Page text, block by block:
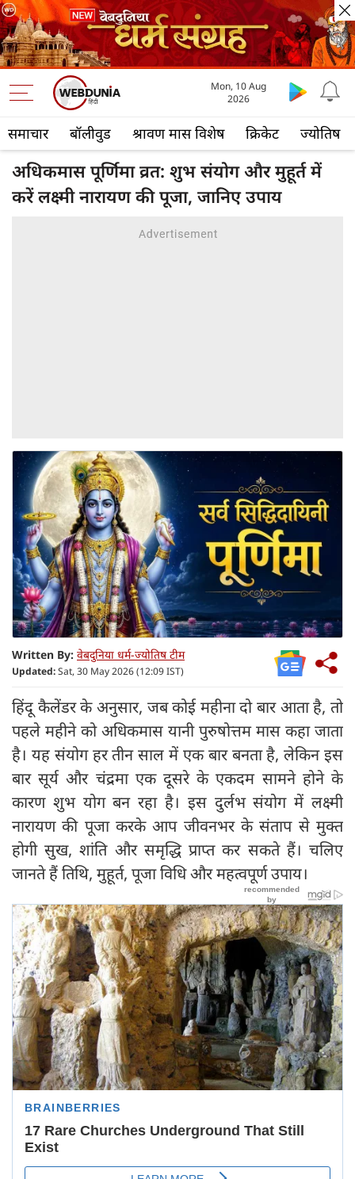
समाचार बॉलीवुड श्रावण मास विशेष क्रिकेट ज्योतिष
Mon, 10 Aug
2026
अधिकमास पूर्णिमा व्रत: शुभ संयोग और मुहूर्त में
करें लक्ष्मी नारायण की पूजा, जानिए उपाय
Written By: वेबदुनिया धर्म-ज्योतिष टीम
Updated:Sat, 30 May 2026 (12:09 IST)
हिंदू कैलेंडर के अनुसार, जब कोई महीना दो बार आता है, तो
पहले महीने को अधिकमास यानी पुरुषोत्तम मास कहा जाता
है। यह संयोग हर तीन साल में एक बार बनता है, लेकिन इस
बार सूर्य और चंद्रमा एक दूसरे के एकदम सामने होने के
कारण शुभ योग बन रहा है। इस दुर्लभ संयोग में लक्ष्मी
नारायण की पूजा करके आप जीवनभर के संताप से मुक्त
होगी सुख, शांति और समृद्धि प्राप्त कर सकते हैं। चलिए
जानते हैं तिथि, मुहूर्त, पूजा विधि और महत्वपूर्ण उपाय।